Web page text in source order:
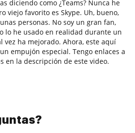
diciendo como ¿Teams? Nunca he
viejo favorito es Skype. Uh, bueno,
personas. No soy un gran fan,
lo he usado en realidad durante un
vez ha mejorado. Ahora, este aquí
empujón especial. Tengo enlaces a
en la descripción de este video.